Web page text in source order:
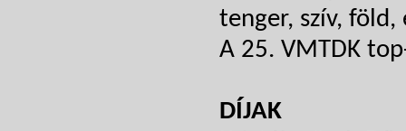
tenger, szív, föld,
A 25. VMTDK
DÍJAK